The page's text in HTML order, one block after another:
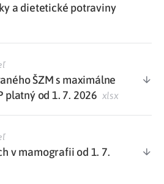
a dietetické potraviny
ŠZM s maximálne
platný od 1. 7. 2026 xlsx
v mamografii od 1. 7.